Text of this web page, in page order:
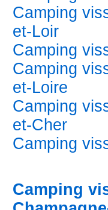
Camping
et-Loir
Camping
Camping
et-Loire
Camping
et-Cher
Camping
Camping